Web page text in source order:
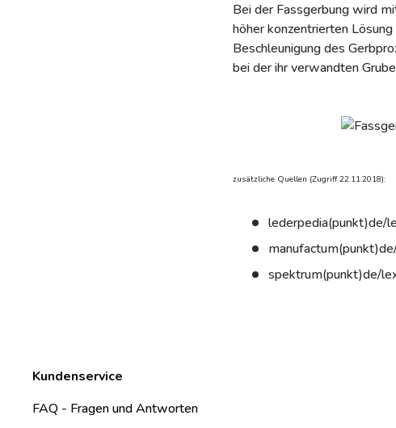
Bei der Fassgerbung wird
höher konzentrierten
Beschleunigung des
bei der ihr verwandten
zusätzliche Quellen (Zugriff 22.11.2018):
lederpedia(punkt)de/
spektrum(punkt)de/
Kundenservice
FAQ - Fragen und Antworten